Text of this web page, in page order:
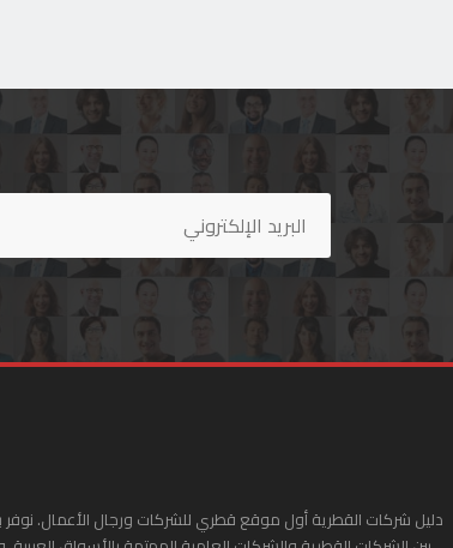
دليل شركات القطرية أول موقع قطري للشركات ورجال الأعمال. نوفر